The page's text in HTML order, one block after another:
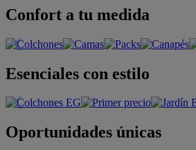
Confort a tu medida
Esenciales con estilo
Oportunidades únicas